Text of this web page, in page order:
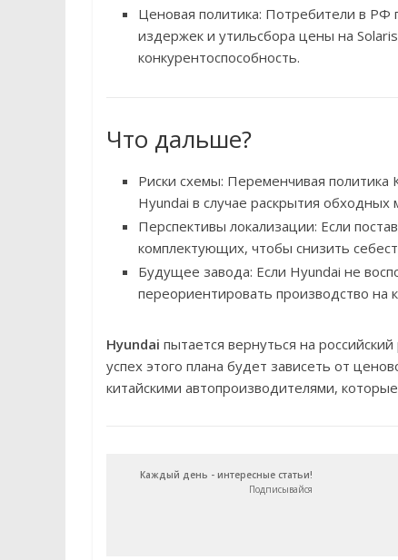
Ценовая политика: Потребители в РФ
издержек и утильсбора цены на
конкурентоспособность.
Что дальше?
Риски схемы: Переменчивая
Hyundai в случае раскрытия обходных
Перспективы локализации: Если
комплектующих, чтобы снизить
Будущее завода: Если Hyundai не
переориентировать производство на
Hyundai пытается вернуться на
успех этого плана будет зависеть от
китайскими автопроизводителями,
Каждый день - интересные статьи!
Подписывайся